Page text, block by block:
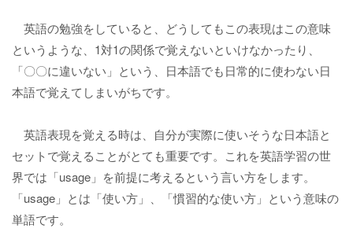
英語の勉強をしていると、どうしてもこの表現はこの意味
というような、1対1の関係で覚えないといけなかったり、
「〇〇に違いない」という、日本語でも日常的に使わない日
本語で覚えてしまいがちです。
英語表現を覚える時は、自分が実際に使いそうな日本語と
セットで覚えることがとても重要です。これを英語学習の世
界では「usage」を前提に考えるという言い方をします。
「usage」とは「使い方」、「慣習的な使い方」という意味の
単語です。